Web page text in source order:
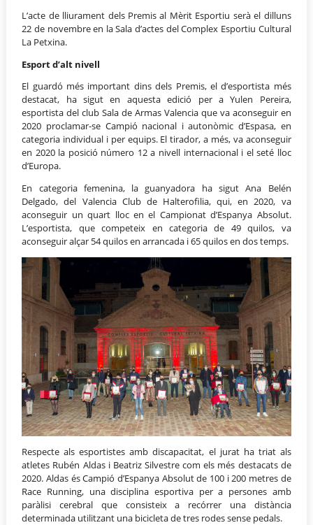
L’acte de lliurament dels Premis al Mèrit Esportiu serà el dilluns
22 de novembre en la Sala d’actes del Complex Esportiu Cultural
La Petxina.
Esport d’alt nivell
El guardó més important dins dels Premis, el d’esportista més
destacat, ha sigut en aquesta edició per a Yulen Pereira,
esportista del club Sala de Armas Valencia que va aconseguir en
2020 proclamar-se Campió nacional i autonòmic d’Espasa, en
categoria individual i per equips. El tirador, a més, va aconseguir
en 2020 la posició número 12 a nivell internacional i el seté lloc
d’Europa.
En categoria femenina, la guanyadora ha sigut Ana Belén
Delgado, del Valencia Club de Halterofilia, qui, en 2020, va
aconseguir un quart lloc en el Campionat d’Espanya Absolut.
L’esportista, que competeix en categoria de 49 quilos, va
aconseguir alçar 54 quilos en arrancada i 65 quilos en dos temps.
Respecte als esportistes amb discapacitat, el jurat ha triat als
atletes Rubén Aldas i Beatriz Silvestre com els més destacats de
2020. Aldas és Campió d’Espanya Absolut de 100 i 200 metres de
Race Running, una disciplina esportiva per a persones amb
paràlisi cerebral que consisteix a recórrer una distància
determinada utilitzant una bicicleta de tres rodes sense pedals.